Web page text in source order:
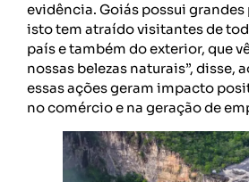
evidência. Goiás possui
isto tem atraído visitantes de
país e também do exterior, que
nossas belezas naturais”, disse,
essas ações geram impacto
no comércio e na geração de